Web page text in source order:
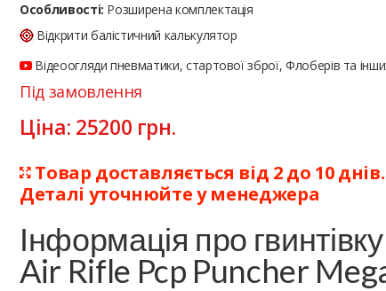
Особливості: Розширена комплектація
Відкрити балістичний калькулятор
Відеоогляди пневматики, стартової зброї, Флоберів та
Під замовлення
Ціна: 25200 грн.
Товар доставляється від 2 до 10 днів.
Деталі уточнюйте у менеджера
Інформація про
Air Rifle Pcp Puncher